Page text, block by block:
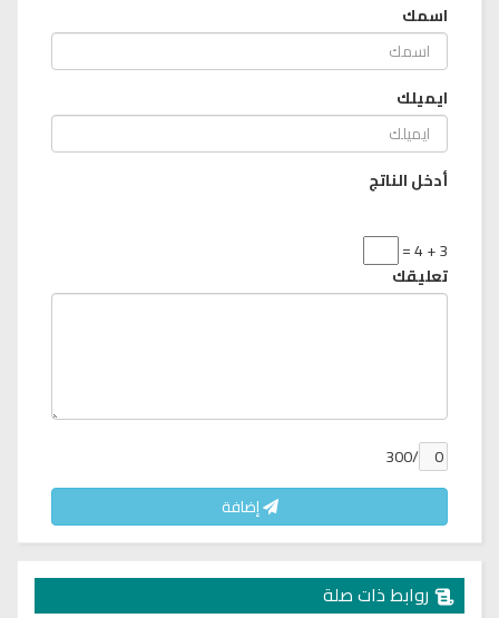
اسمك
ايميلك
أدخل الناتج
3 + 4 =
تعليقك
/300
إضافة
روابط ذات صلة